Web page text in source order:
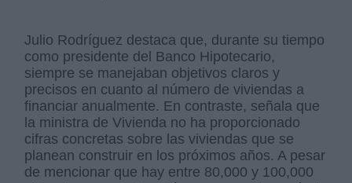
Julio Rodríguez destaca que, durante su tiempo
como presidente del Banco Hipotecario,
siempre se manejaban objetivos claros y
precisos en cuanto al número de viviendas a
financiar anualmente. En contraste, señala que
la ministra de Vivienda no ha proporcionado
cifras concretas sobre las viviendas que se
planean construir en los próximos años. A pesar
de mencionar que hay entre 80,000 y 100,000